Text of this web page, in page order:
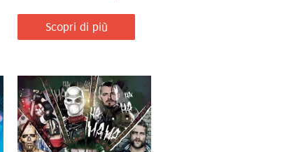
Scopri di più